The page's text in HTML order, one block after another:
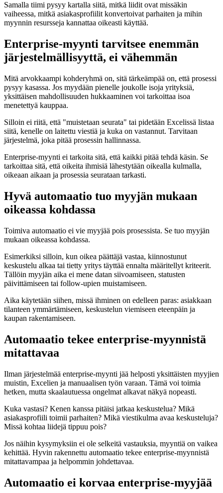
Samalla tiimi pysyy kartalla siitä, mitkä liidit ovat missäkin
vaiheessa, mitkä asiakasprofiilit konvertoivat parhaiten ja mihin
myynnin resursseja kannattaa oikeasti käyttää.
Enterprise-myynti tarvitsee enemmän
järjestelmällisyyttä, ei vähemmän
Mitä arvokkaampi kohderyhmä on, sitä tärkeämpää on, että prosessi
pysyy kasassa. Jos myydään pienelle joukolle isoja yrityksiä,
yksittäisen mahdollisuuden hukkaaminen voi tarkoittaa isoa
menetettyä kauppaa.
Silloin ei riitä, että "muistetaan seurata" tai pidetään Excelissä listaa
siitä, kenelle on laitettu viestiä ja kuka on vastannut. Tarvitaan
järjestelmä, joka pitää prosessin hallinnassa.
Enterprise-myynti ei tarkoita sitä, että kaikki pitää tehdä käsin. Se
tarkoittaa sitä, että oikeita ihmisiä lähestytään oikealla kulmalla,
oikeaan aikaan ja prosessia seurataan tarkasti.
Hyvä automaatio tuo myyjän mukaan
oikeassa kohdassa
Toimiva automaatio ei vie myyjää pois prosessista. Se tuo myyjän
mukaan oikeassa kohdassa.
Esimerkiksi silloin, kun oikea päättäjä vastaa, kiinnostunut
keskustelu alkaa tai tietty yritys täyttää ennalta määritellyt kriteerit.
Tällöin myyjän aika ei mene datan siivoamiseen, statusten
päivittämiseen tai follow-upien muistamiseen.
Aika käytetään siihen, missä ihminen on edelleen paras: asiakkaan
tilanteen ymmärtämiseen, keskustelun viemiseen eteenpäin ja
kaupan rakentamiseen.
Automaatio tekee enterprise-myynnistä
mitattavaa
Ilman järjestelmää enterprise-myynti jää helposti yksittäisten myyjien
muistin, Excelien ja manuaalisen työn varaan. Tämä voi toimia
hetken, mutta skaalautuessa ongelmat alkavat näkyä nopeasti.
Kuka vastasi? Kenen kanssa pitäisi jatkaa keskustelua? Mikä
asiakasprofiili toimii parhaiten? Mikä viestikulma avaa keskusteluja?
Missä kohtaa liidejä tippuu pois?
Jos näihin kysymyksiin ei ole selkeitä vastauksia, myyntiä on vaikea
kehittää. Hyvin rakennettu automaatio tekee enterprise-myynnistä
mitattavampaa ja helpommin johdettavaa.
Automaatio ei korvaa enterprise-myyjää